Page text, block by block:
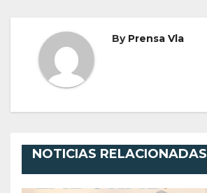
By Prensa Vla
NOTICIAS RELACIONADAS